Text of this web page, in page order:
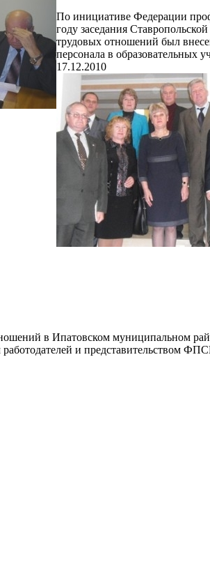
По инициативе Федерации
году заседания
трудовых отношений был
персонала в образовательных
17.12.2010
в Ипатовском муниципальном
и представительством